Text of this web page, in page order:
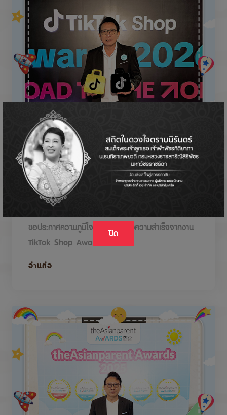
ปิด
DODOLOVE รับรางวัลในงาน TikTok Shop
Awards 2026
ขอประกาศความภูมิใจกับรางวัลแห่งความสำเร็จจากงาน
TikTok Shop Awards 2026
อ่านต่อ